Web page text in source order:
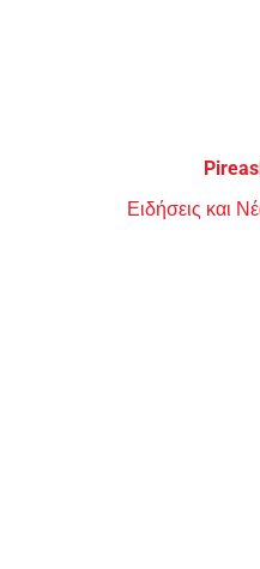
Ειδήσεις και